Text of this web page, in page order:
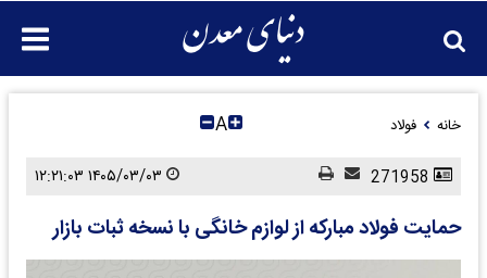
خانه فولاد A
حمایت فولاد مبارکه از لوازم خانگی با نسخه ثبات بازار